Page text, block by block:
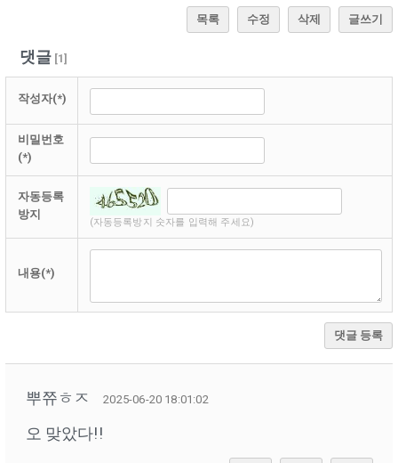
목록 수정 삭제 글쓰기
댓글[1]
작성자(*)
비밀번호
(*)
자동등록
방지
(자동등록방지 숫자를 입력해 주세요)
내용(*)
댓글 등록
뿌쮸ㅎㅈ 2025-06-20 18:01:02
오 맞았다!!